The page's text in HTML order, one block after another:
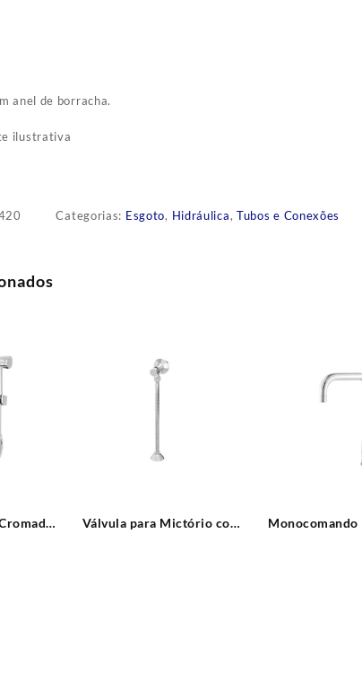
anel de borracha.
ilustrativa
Categorias: Esgoto, Hidráulica, Tubos e Conexões
Válvula para Mictório com